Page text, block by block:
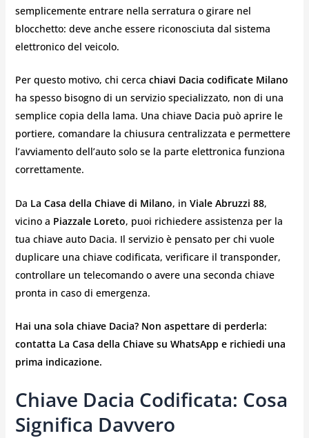
semplicemente entrare nella serratura o girare nel
blocchetto: deve anche essere riconosciuta dal sistema
elettronico del veicolo.
Per questo motivo, chi cerca chiavi Dacia codificate Milano
ha spesso bisogno di un servizio specializzato, non di una
semplice copia della lama. Una chiave Dacia può aprire le
portiere, comandare la chiusura centralizzata e permettere
l’avviamento dell’auto solo se la parte elettronica funziona
correttamente.
Da La Casa della Chiave di Milano, in Viale Abruzzi 88,
vicino a Piazzale Loreto, puoi richiedere assistenza per la
tua chiave auto Dacia. Il servizio è pensato per chi vuole
duplicare una chiave codificata, verificare il transponder,
controllare un telecomando o avere una seconda chiave
pronta in caso di emergenza.
Hai una sola chiave Dacia? Non aspettare di perderla:
contatta La Casa della Chiave su WhatsApp e richiedi una
prima indicazione.
Chiave Dacia Codificata: Cosa
Significa Davvero